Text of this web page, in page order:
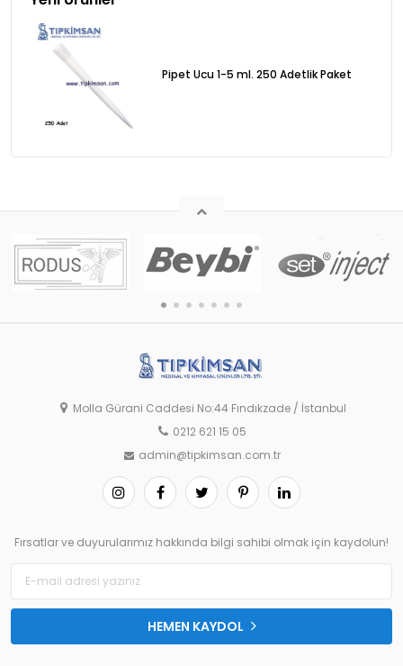
Pipet Ucu 1-5 ml. 250 Adetlik Paket
Molla Gürani Caddesi No:44 Fındıkzade / İstanbul
0212 621 15 05
admin@tipkimsan.com.tr
Fırsatlar ve duyurularımız hakkında bilgi sahibi olmak için kaydolun!
HEMEN KAYDOL